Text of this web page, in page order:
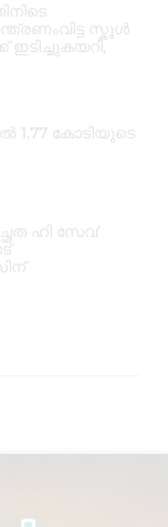
സ്കൂൾ
ഇടിച്ചുകയറി,
1.77 കോടിയുടെ
ഹി സേവ’